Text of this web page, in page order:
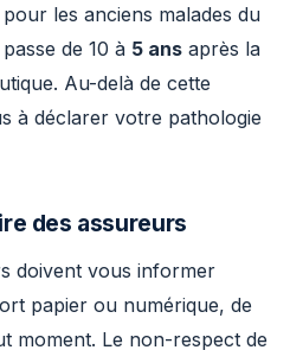
les anciens malades du
de 10 à 5 ans après la
Au-delà de cette
à déclarer votre pathologie
des assureurs
doivent vous informer
papier ou numérique, de
moment. Le non-respect de